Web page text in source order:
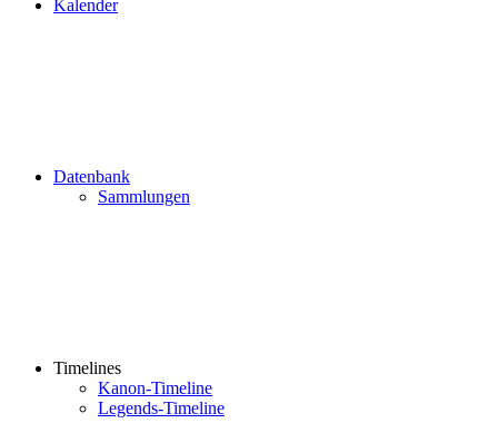
Kalender
Datenbank
Sammlungen
Timelines
Kanon-Timeline
Legends-Timeline